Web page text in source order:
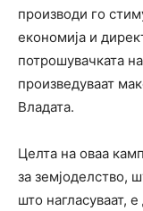
производи го
економија и
потрошувачката
произведуваат
Владата.
Целта на оваа
за земјоделство,
што нагласуваат,